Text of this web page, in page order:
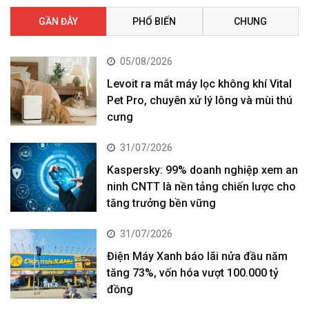
GẦN ĐÂY PHỔ BIẾN CHUNG
05/08/2026
Levoit ra mắt máy lọc không khí Vital
Pet Pro, chuyên xử lý lông và mùi thú
cưng
31/07/2026
Kaspersky: 99% doanh nghiệp xem an
ninh CNTT là nền tảng chiến lược cho
tăng trưởng bền vững
31/07/2026
Điện Máy Xanh báo lãi nửa đầu năm
tăng 73%, vốn hóa vượt 100.000 tỷ
đồng